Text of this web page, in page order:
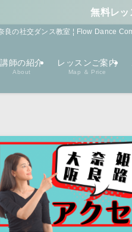
無料レ
の社交ダンス教室 ¦ Flow Dance
講師の紹介
About
レッスンご案内
Map ＆ Price